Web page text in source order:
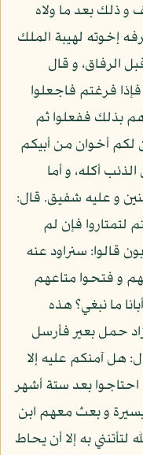
ذلك بعد ما ولاه
إخوته لهيبة الملك
الرفاق، و قال
فرغتم فاجعلوا
بذلك ففعلوا ثم
لكم أخوان من أبيكم
أكله، و أما
و عليه شفيق. قال:
لتمتاروا فإن لم
قالوا: سنراود عنه
و فتحوا متاعهم
ما نبغي؟ هذه
حمل بعير فأرسل
هل آمنكم عليه إلا
بعد ستة أشهر
و بعث معهم ابن
به إلا أن يحاط